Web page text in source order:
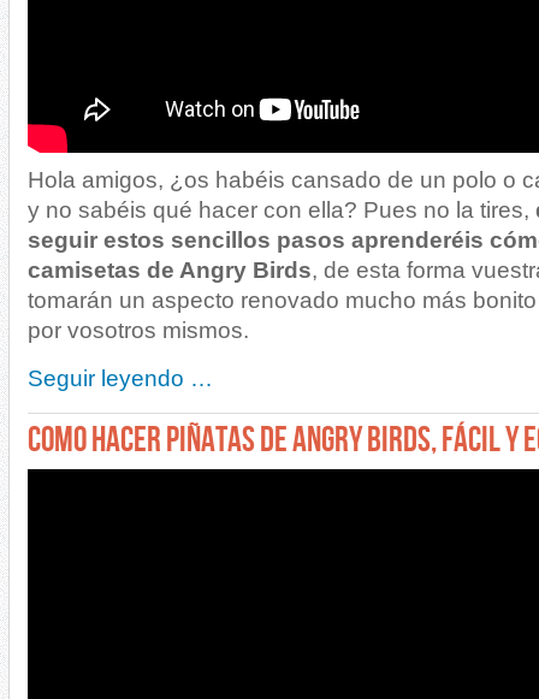
Hola amigos, ¿os habéis cansado de un polo o
y no sabéis qué hacer con ella? Pues no la tires,
seguir estos sencillos pasos aprenderéis
camisetas de Angry Birds, de esta forma
tomarán un aspecto renovado mucho más
por vosotros mismos.
Seguir leyendo …
COMO HACER PIÑATAS DE ANGRY BIRDS, FÁCIL Y